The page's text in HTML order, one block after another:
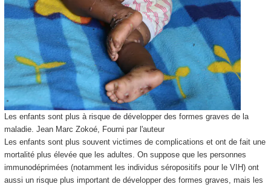
Les enfants sont plus à risque de développer des formes graves de la
maladie. Jean Marc Zokoé, Fourni par l'auteur
Les enfants sont plus souvent victimes de complications et ont de fait une
mortalité plus élevée que les adultes. On suppose que les personnes
immunodéprimées (notamment les individus séropositifs pour le VIH) ont
aussi un risque plus important de développer des formes graves, mais les